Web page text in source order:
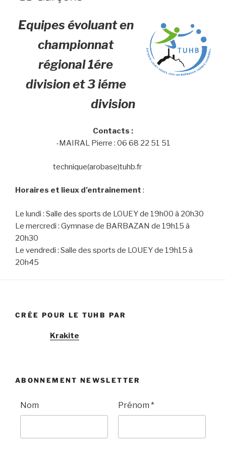
Equipes évoluant en
championnat
régional 1ére
division et 3 iéme
division
Contacts :
-MAIRAL Pierre : 06 68 22 51 51
technique(arobase)tuhb.fr
Horaires et lieux d’entrainement :
Le lundi : Salle des sports de LOUEY de 19h00 à 20h30
Le mercredi : Gymnase de BARBAZAN de 19h15 à
20h30
Le vendredi : Salle des sports de LOUEY de 19h15 à
20h45
CRÉE POUR LE TUHB PAR
Krakite
ABONNEMENT NEWSLETTER
Nom Prénom *